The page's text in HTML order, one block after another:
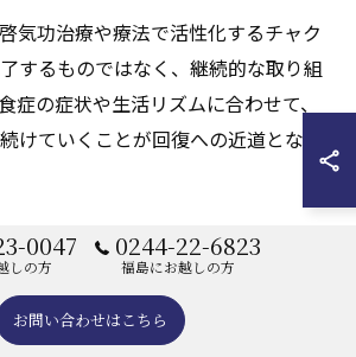
気功治療や療法で活性化するチャク
するものではなく、継続的な取り組
症の症状や生活リズムに合わせて、
けていくことが回復への近道となり
導く天啓気功治療や療法で活
ラエネルギー活性
が抱えるストレスは、天啓気功治療
0047
しの方
0244-22-6823
福島にお越しの方
お問い合わせはこちら